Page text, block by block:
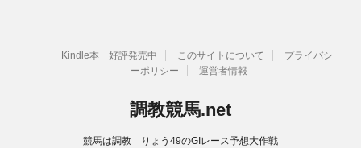
Kindle本 好評発売中 このサイトについて
プライバシ
ーポリシー
運営者情報
調教競馬.net
競馬は調教 りょう49のGIレース予想大作戦